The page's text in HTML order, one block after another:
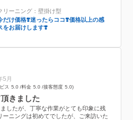
、作業に至るまで全て丁寧にしていただ
ドバイスも頂いたので、これから注意し
すが、問題なく稼働できています。
た。
リーニング：壁掛け型
だけ価格❣️迷ったらココ❣️価格以上の感
をお届けします❣️
5月
ス 5.0 料金 5.0 接客態度 5.0
きました
したが、丁寧な作業がとても印象に残
ーニングは初めてでしたが、ご来訪いた